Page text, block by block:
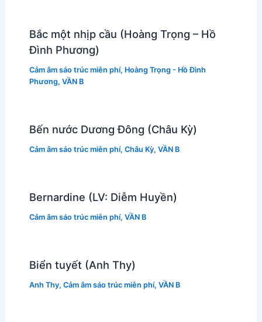
Bắc một nhịp cầu (Hoàng Trọng – Hồ
Đình Phương)
Cảm âm sáo trúc miễn phí, Hoàng Trọng - Hồ Đình
Phương, VẦN B
Bến nước Dương Đông (Châu Kỳ)
Cảm âm sáo trúc miễn phí, Châu Kỳ, VẦN B
Bernardine (LV: Diễm Huyền)
Cảm âm sáo trúc miễn phí, VẦN B
Biển tuyết (Anh Thy)
Anh Thy, Cảm âm sáo trúc miễn phí, VẦN B